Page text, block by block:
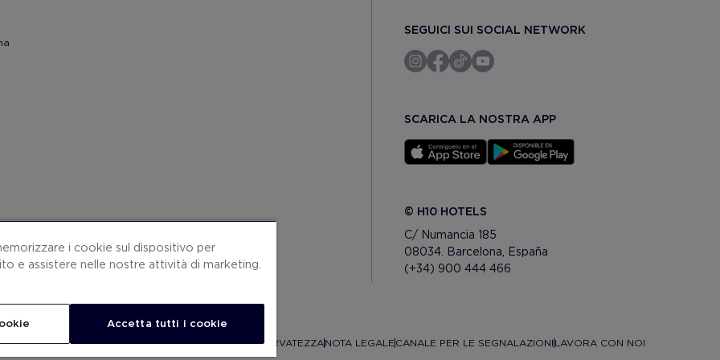
SEGUICI SUI SOCIAL NETWORK
SCARICA LA NOSTRA APP
© H10 HOTELS
C/ Numancia 185
08034. Barcelona, España
(+34) 900 444 466
CONTRATTOCOOKIESPOLITICA SULLA RISERVATEZZANOTA LEGALE CANALE PER LE SEGNALAZIONI LAVORA CON NOI
i cookie sul dispositivo per
e assistere nelle nostre attività di marketing.
Accetta tutti i cookie